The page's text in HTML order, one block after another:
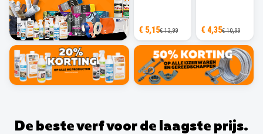
€ 5,15€ 13,99 € 4,35€ 10,99
De beste verf voor de laagste prijs.